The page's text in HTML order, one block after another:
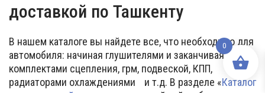
доставкой по Ташкенту
В нашем каталоге вы найдете все, что необходимо для
автомобиля: начиная глушителями и заканчивая
комплектами сцепления, грм, подвеской, КПП,
радиаторами охлаждениями и т.д. В разделе «Каталог
0